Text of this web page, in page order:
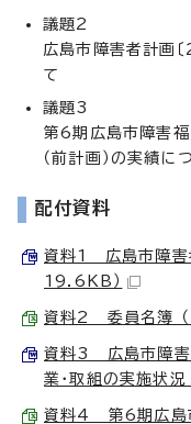
議題2
広島市障害者計画
て
議題3
第6期広島市障害
（前計画）の実績に
配付資料
資料1 広島市障害
19.6KB）
資料2 委員名簿
資料3 広島市障害
業・取組の実施状
資料4 第6期広島